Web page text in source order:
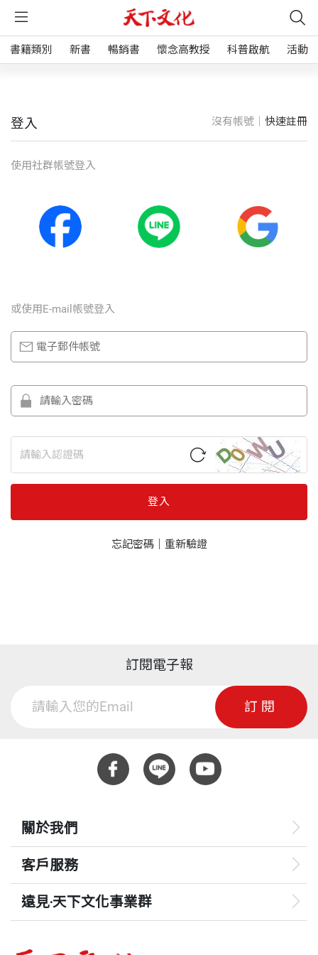
書籍類別 新書 暢銷書 懷念高教授 科普啟航 活動
登入 沒有帳號｜ 快速註冊
使⽤社群帳號登入
或使⽤E-mail帳號登入
登入
忘記密碼｜ 重新驗證
訂閱電子報
訂閱
關於我們
客戶服務
遠見‧天下文化事業群